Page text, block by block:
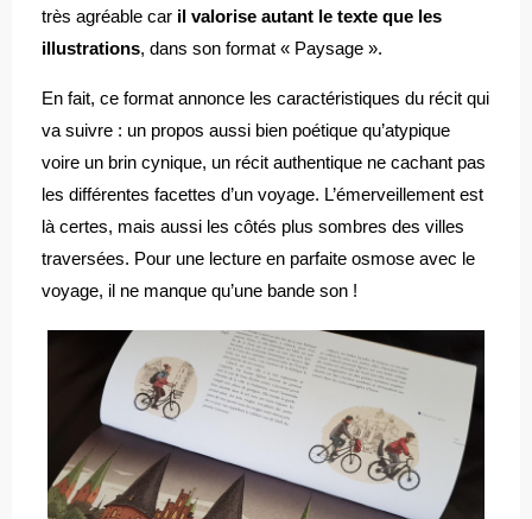
très agréable car il valorise autant le texte que les
illustrations, dans son format « Paysage ».
En fait, ce format annonce les caractéristiques du récit qui
va suivre : un propos aussi bien poétique qu’atypique
voire un brin cynique, un récit authentique ne cachant pas
les différentes facettes d’un voyage. L’émerveillement est
là certes, mais aussi les côtés plus sombres des villes
traversées. Pour une lecture en parfaite osmose avec le
voyage, il ne manque qu’une bande son !